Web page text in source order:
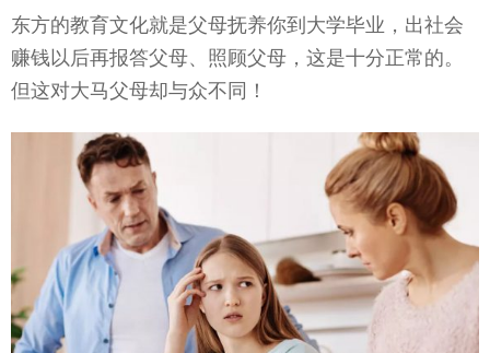
东方的教育文化就是父母抚养你到大学毕业，出社会
赚钱以后再报答父母、照顾父母，这是十分正常的。
但这对大马父母却与众不同！